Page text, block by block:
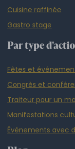
Cuisine raffinée
Gastro stage
Par type
Fêtes et
Congrès et
Traiteur pour un
Manifestations
Événements avec